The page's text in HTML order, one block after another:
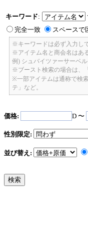
キーワード:
完全一致
スペースで
※キーワードは必ず入力し
※アイテム名と商会名はあ
例) シュバイツァーサーベ
※ブースト検索の場合は、
※一部アイテムは通称で検
テ」など。
価格: D 〜
性別限定:
並び替え: